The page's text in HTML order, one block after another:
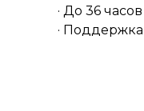
· До 36
·